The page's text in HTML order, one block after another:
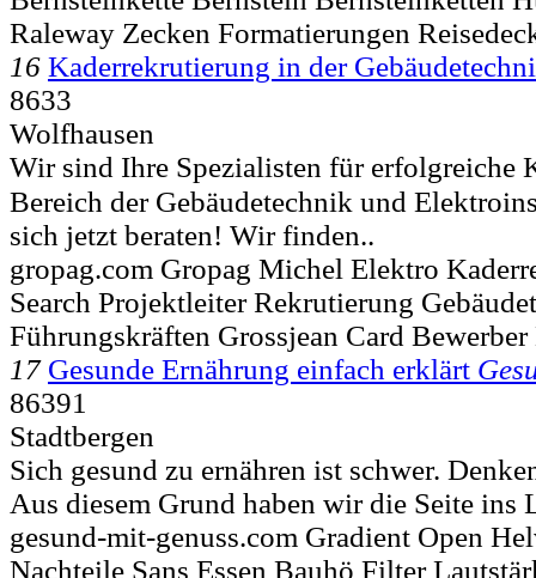
Raleway Zecken Formatierungen
16 Kaderrekrutierung in der
8633
Wolfhausen
Wir sind Ihre Spezialisten für erfolgreiche
Bereich der Gebäudetechnik und
sich jetzt beraten! Wir finden..
gropag.com Gropag Michel Elektro
Search Projektleiter Rekrutierung
Führungskräften Grossjean Card
17 Gesunde Ernährung einfach erklärt
86391
Stadtbergen
Sich gesund zu ernähren ist schwer.
Aus diesem Grund haben wir die Seite ins
gesund-mit-genuss.com Gradient Open
Nachteile Sans Essen Bauhö Filter